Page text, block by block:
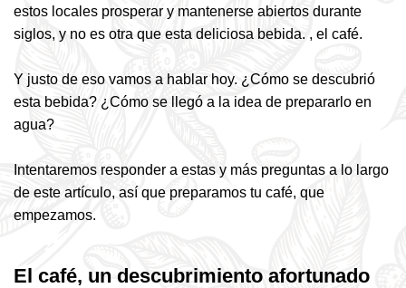
estos locales prosperar y mantenerse abiertos durante
siglos, y no es otra que esta deliciosa bebida. , el café.
Y justo de eso vamos a hablar hoy. ¿Cómo se descubrió
esta bebida? ¿Cómo se llegó a la idea de prepararlo en
agua?
Intentaremos responder a estas y más preguntas a lo largo
de este artículo, así que preparamos tu café, que
empezamos.
El café, un descubrimiento afortunado